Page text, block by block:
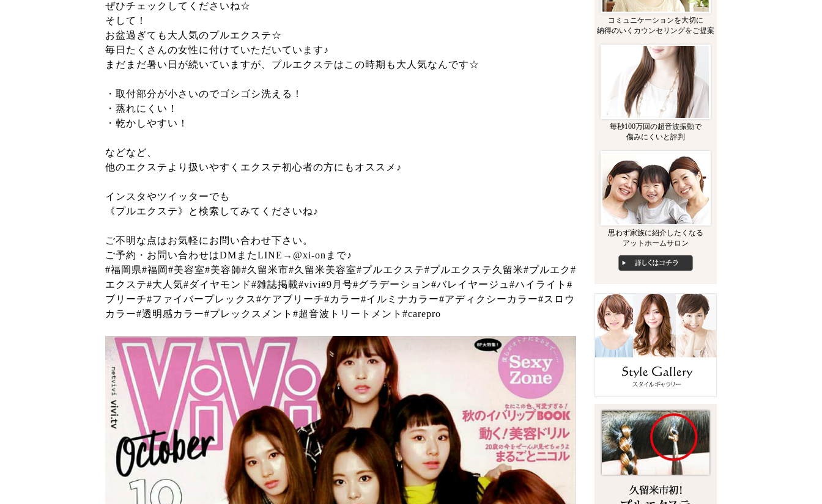
ぜひチェックしてくださいね☆
そして！
お盆過ぎても大人気のプルエクステ☆
毎日たくさんの女性に付けていただいています♪
まだまだ暑い日が続いていますが、プルエクステはこの時期も大人気なんです☆
・取付部分が小さいのでゴシゴシ洗える！
・蒸れにくい！
・乾かしやすい！
などなど、
他のエクステより扱いやすくエクステ初心者の方にもオススメ♪
インスタやツイッターでも
《プルエクステ》と検索してみてくださいね♪
ご不明な点はお気軽にお問い合わせ下さい。
ご予約・お問い合わせはDMまたLINE→@xi-onまで♪
#福岡県#福岡#美容室#美容師#久留米市#久留米美容室#プルエクステ#プルエクステ久留米#プルエク#
エクステ#大人気#ダイヤモンド#雑誌掲載#vivi#9月号#グラデーション#バレイヤージュ#ハイライト#
ブリーチ#ファイバープレックス#ケアブリーチ#カラー#イルミナカラー#アディクシーカラー#スロウ
カラー#透明感カラー#プレックスメント#超音波トリートメント#carepro
コミュニケーションを大切に
納得のいくカウンセリングをご提案
毎秒100万回の超音波振動で
傷みにくいと評判
思わず家族に紹介したくなる
アットホームサロン